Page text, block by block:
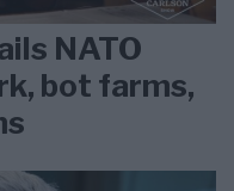
NATO
bot farms,